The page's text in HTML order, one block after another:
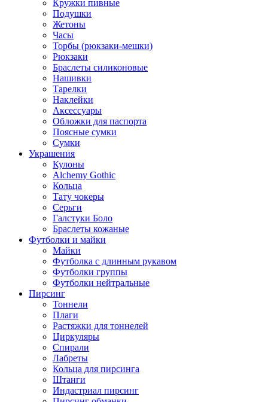
Кружки пивные
Подушки
Жетоны
Часы
Торбы (рюкзаки-мешки)
Рюкзаки
Браслеты силиконовые
Нашивки
Тарелки
Наклейки
Аксессуары
Обложки для паспорта
Поясные сумки
Сумки
Украшения
Кулоны
Alchemy Gothic
Кольца
Тату чокеры
Серьги
Галстуки Боло
Браслеты кожаные
Футболки и майки
Майки
Футболка с длинным рукавом
Футболки группы
Футболки нейтральные
Пирсинг
Тоннели
Плаги
Растяжки для тоннелей
Циркуляры
Спирали
Лабреты
Кольца для пирсинга
Штанги
Индастриал пирсинг